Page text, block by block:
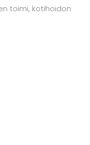
toimi, kotihoidon